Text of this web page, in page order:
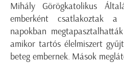
Mihály Görögkatolikus
emberként csatlakoztak
napokban
amikor tartós élelmiszert
beteg embernek. Mások